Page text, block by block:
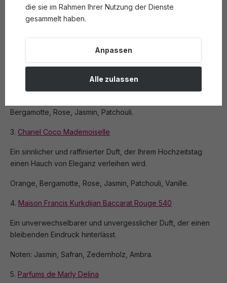
Dieser luxuriöse Duft ist leicht und elegant, perfekt für die
Braut, die etwas Subtiles und Raffiniertes sucht.
Kumquat, Limette, Jasmin, Iris, Vanille.
Miss Dior
Ein romantischer und frischer Duft, der perfekt für jede Braut
ist, die ein klassisches und zeitloses Parfüm sucht.
Bergamotte, Rose, Jasmin, Patchouli.
3. Chanel Coco Mademoiselle
Ein sinnlicher und raffinierter Duft, der Ihrem Hochzeitstag
einen Hauch von Eleganz verleihen wird.
Orange, Bergamotte, Rose, Jasmin, Patchouli, Vanille.
4. Maison Francis Kurkdjian Baccarat Rouge 540
Ein unverwechselbarer und unvergesslicher Duft, der einen
bleibenden Eindruck hinterlässt.
Noten: Jasmin, Safran, Zedernholz, Ambra.
5. Parfums de Marly Delina
die sie im Rahmen Ihrer Nutzung der Dienste
gesammelt haben.
Anpassen
Alle zulassen